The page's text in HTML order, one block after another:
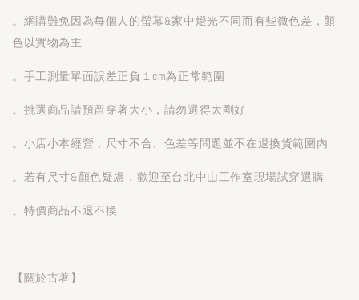
。網購難免因為每個人的螢幕&家中燈光不同而有些微色差，顏
色以實物為主
。手工測量單面誤差正負１cm為正常範圍
。挑選商品請預留穿著大小，請勿選得太剛好
。小店小本經營，尺寸不合、色差等問題並不在退換貨範圍內
。若有尺寸&顏色疑慮，歡迎至台北中山工作室現場試穿選購
。特價商品不退不換
【關於古著】